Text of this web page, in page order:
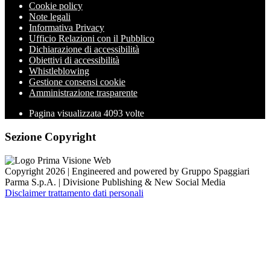
Cookie policy
Note legali
Informativa Privacy
Ufficio Relazioni con il Pubblico
Dichiarazione di accessibilità
Obiettivi di accessibilità
Whistleblowing
Gestione consensi cookie
Amministrazione trasparente
Pagina visualizzata 4093 volte
Sezione Copyright
Copyright 2026 | Engineered and powered by Gruppo Spaggiari
Parma S.p.A. | Divisione Publishing & New Social Media
Disclaimer trattamento dati personali